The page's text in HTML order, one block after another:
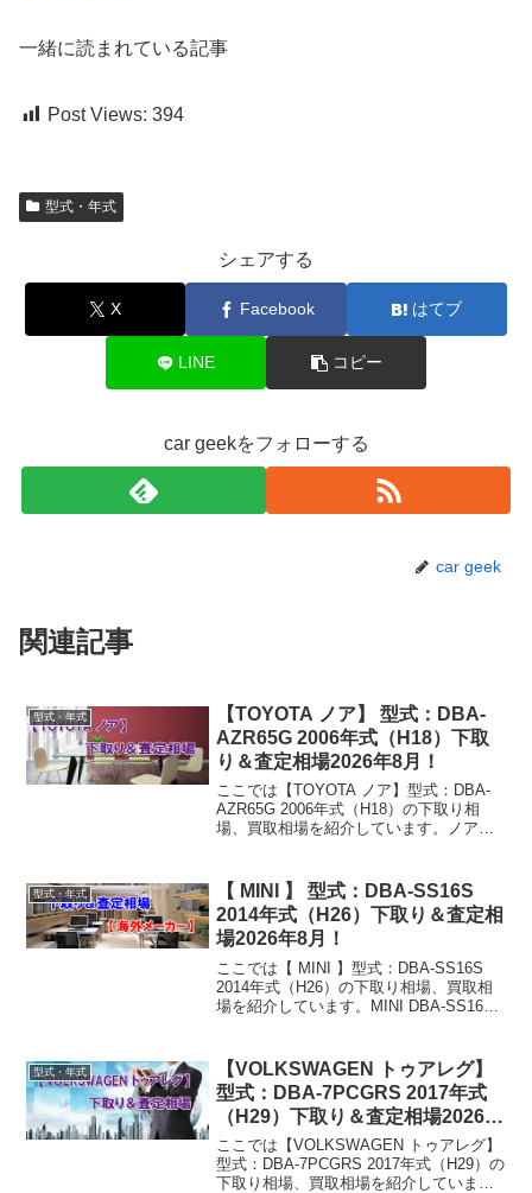
一緒に読まれている記事
Post Views: 394
型式・年式
シェアする
X Facebook はてブ
LINE コピー
car geekをフォローする
car geek
関連記事
型式・年式
【TOYOTA ノア】 型式：DBA-
AZR65G 2006年式（H18）下取
り＆査定相場2026年8月！
ここでは【TOYOTA ノア】型式：DBA-
AZR65G 2006年式（H18）の下取り相
場、買取相場を紹介しています。ノア
～61万円買取り相場：マ...
型式・年式
【 MINI 】 型式：DBA-SS16S
2014年式（H26）下取り＆査定相
場2026年8月！
ここでは【 MINI 】型式：DBA-SS16S
2014年式（H26）の下取り相場、買取相
場を紹介しています。MINI DBA-SS16S
取り相場：マイナ...
型式・年式
【VOLKSWAGEN トゥアレグ】
型式：DBA-7PCGRS 2017年式
（H29）下取り＆査定相場2026年
8月！
ここでは【VOLKSWAGEN トゥアレグ】
型式：DBA-7PCGRS 2017年式（H29）の
下取り相場、買取相場を紹介していま